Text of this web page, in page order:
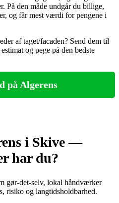
På den måde undgår du billige,
og får mest værdi for pengene i
af taget/facaden? Send dem til
og pege på den bedste
på Algerens
i Skive —
har du?
gør‑det‑selv, lokal håndværker
risiko og langtidsholdbarhed.